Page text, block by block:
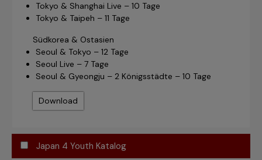
Tokyo & Shanghai Live – 10 Tage
Tokyo & Taipeh – 11 Tage
Südkorea & Ostasien
Seoul & Tokyo – 12 Tage
Seoul Live – 7 Tage
Seoul & Gyeongju – 2 Königsstädte – 10 Tage
Download
Japan 4 Youth Katalog